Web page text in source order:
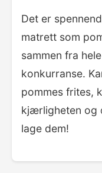
Det er
matrett som
sammen fra
konkurranse.
pommes frites,
kjærligheten og
lage dem!